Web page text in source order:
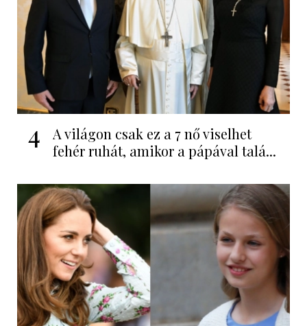
4
A világon csak ez a 7 nő viselhet
fehér ruhát, amikor a pápával talá...